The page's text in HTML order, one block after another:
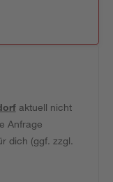
aktuell nicht
Anfrage
dich (ggf. zzgl.